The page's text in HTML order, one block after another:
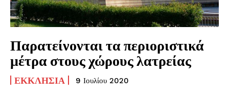
Παρατείνονται τα περιοριστικά
μέτρα στους χώρους λατρείας
ΕΚΚΛΗΣΊΑ 9 Ιουλίου 2020